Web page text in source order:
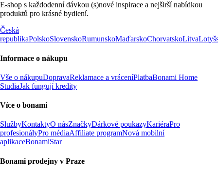
E-shop s každodenní dávkou (s)nové inspirace a nejširší nabídkou
produktů pro krásné bydlení.
Česká
republikaPolskoSlovenskoRumunskoMaďarskoChorvatskoLitva
Informace o nákupu
Vše o nákupuDopravaReklamace a vráceníPlatbaBonami Home
StudiaJak fungují kredity
Více o bonami
SlužbyKontaktyO násZnačkyDárkové poukazyKariéraPro
profesionályPro médiaAffiliate programNová mobilní
aplikaceBonamiStar
Bonami prodejny v Praze